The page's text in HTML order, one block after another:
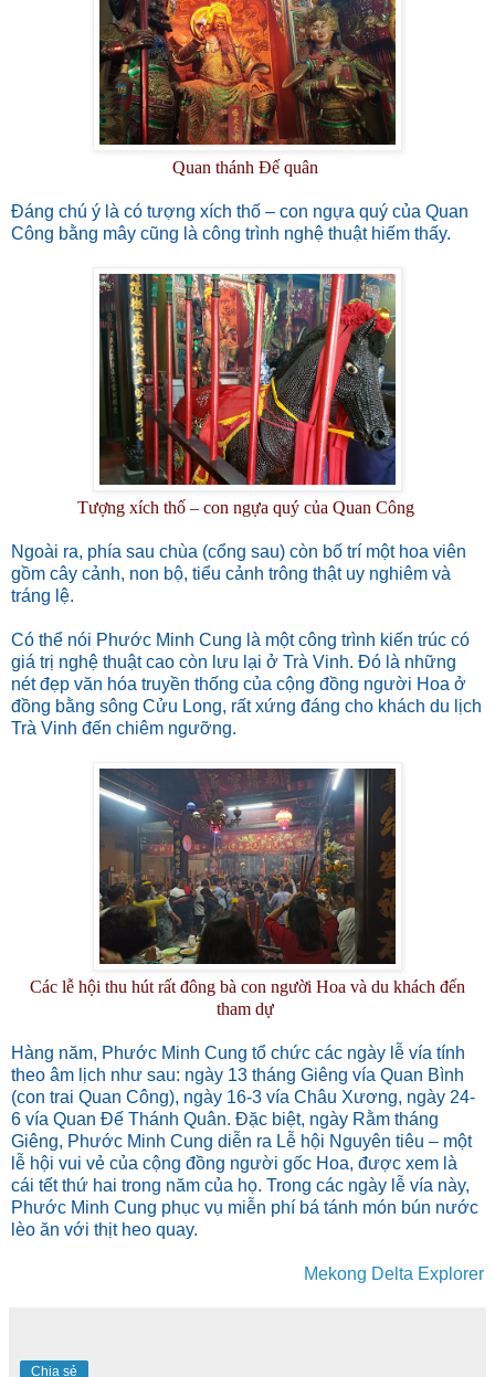
Quan thánh Đế quân
Đáng chú ý là có tượng xích thố – con ngựa quý của Quan
Công bằng mây cũng là công trình nghệ thuật hiếm thấy.
Tượng xích thố – con ngựa quý của Quan Công
Ngoài ra, phía sau chùa (cổng sau) còn bố trí một hoa viên
gồm cây cảnh, non bộ, tiểu cảnh trông thật uy nghiêm và
tráng lệ.
Có thể nói Phước Minh Cung là một công trình kiến trúc có
giá trị nghệ thuật cao còn lưu lại ở Trà Vinh. Đó là những
nét đẹp văn hóa truyền thống của cộng đồng người Hoa ở
đồng bằng sông Cửu Long, rất xứng đáng cho khách du lịch
Trà Vinh đến chiêm ngưỡng.
Các lễ hội thu hút rất đông bà con người Hoa và du khách đến
tham dự
Hàng năm, Phước Minh Cung tổ chức các ngày lễ vía tính
theo âm lịch như sau: ngày 13 tháng Giêng vía Quan Bình
(con trai Quan Công), ngày 16-3 vía Châu Xương, ngày 24-
6 vía Quan Đế Thánh Quân. Đặc biệt, ngày Rằm tháng
Giêng, Phước Minh Cung diễn ra Lễ hội Nguyên tiêu – một
lễ hội vui vẻ của cộng đồng người gốc Hoa, được xem là
cái tết thứ hai trong năm của họ. Trong các ngày lễ vía này,
Phước Minh Cung phục vụ miễn phí bá tánh món bún nước
lèo ăn với thịt heo quay.
Mekong Delta Explorer
Chia sẻ